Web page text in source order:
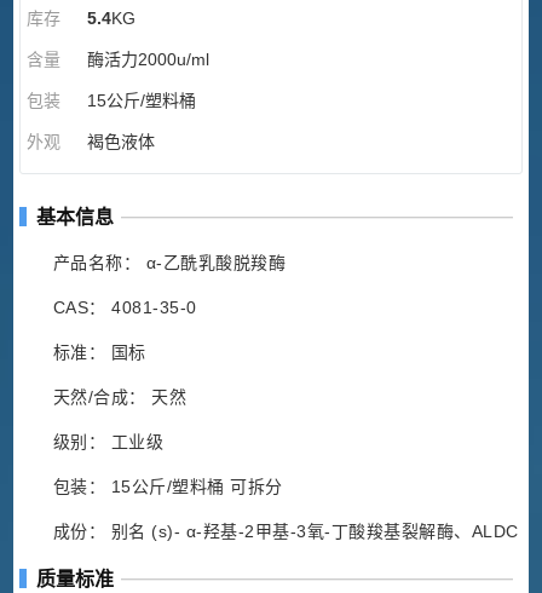
库存 5.4KG
含量 酶活力2000u/ml
包装 15公斤/塑料桶
外观 褐色液体
基本信息
产品名称： α-乙酰乳酸脱羧酶
CAS： 4081-35-0
标准： 国标
天然/合成： 天然
级别： 工业级
包装： 15公斤/塑料桶 可拆分
成份： 别名 (s)- α-羟基-2甲基-3氧-丁酸羧基裂解酶、ALDC
质量标准